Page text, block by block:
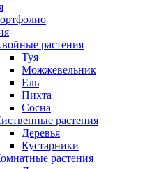
растения
Туя
Можжевельник
Ель
Пихта
Сосна
растения
Деревья
Кустарники
растения